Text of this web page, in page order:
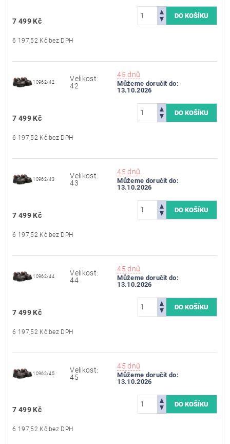
7 499 Kč
6 197,52 Kč bez DPH
10962/42
Velikost:
42
45 dnů
Můžeme doručit do:
13.10.2026
7 499 Kč
6 197,52 Kč bez DPH
10962/43
Velikost:
43
45 dnů
Můžeme doručit do:
13.10.2026
7 499 Kč
6 197,52 Kč bez DPH
10962/44
Velikost:
44
45 dnů
Můžeme doručit do:
13.10.2026
7 499 Kč
6 197,52 Kč bez DPH
10962/45
Velikost:
45
45 dnů
Můžeme doručit do:
13.10.2026
7 499 Kč
6 197,52 Kč bez DPH